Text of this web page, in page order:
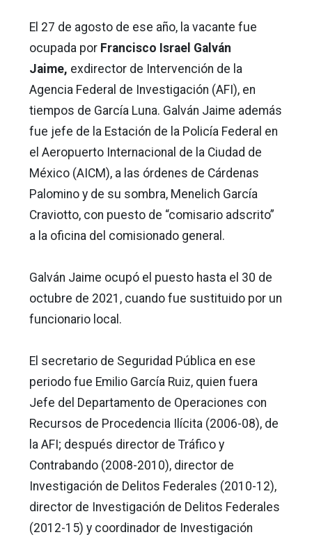
El 27 de agosto de ese año, la vacante fue
ocupada por Francisco Israel Galván
Jaime, exdirector de Intervención de la
Agencia Federal de Investigación (AFI), en
tiempos de García Luna. Galván Jaime además
fue jefe de la Estación de la Policía Federal en
el Aeropuerto Internacional de la Ciudad de
México (AICM), a las órdenes de Cárdenas
Palomino y de su sombra, Menelich García
Craviotto, con puesto de “comisario adscrito”
a la oficina del comisionado general.
Galván Jaime ocupó el puesto hasta el 30 de
octubre de 2021, cuando fue sustituido por un
funcionario local.
El secretario de Seguridad Pública en ese
periodo fue Emilio García Ruiz, quien fuera
Jefe del Departamento de Operaciones con
Recursos de Procedencia Ilícita (2006-08), de
la AFI; después director de Tráfico y
Contrabando (2008-2010), director de
Investigación de Delitos Federales (2010-12),
director de Investigación de Delitos Federales
(2012-15) y coordinador de Investigación